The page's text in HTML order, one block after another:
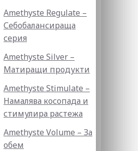
Amethyste Regulate –
Себобалансираща
серия
Amethyste Silver –
Матиращи продукти
Amethyste Stimulate –
Намалява косопада и
стимулира растежа
Amethyste Volume – За
обем